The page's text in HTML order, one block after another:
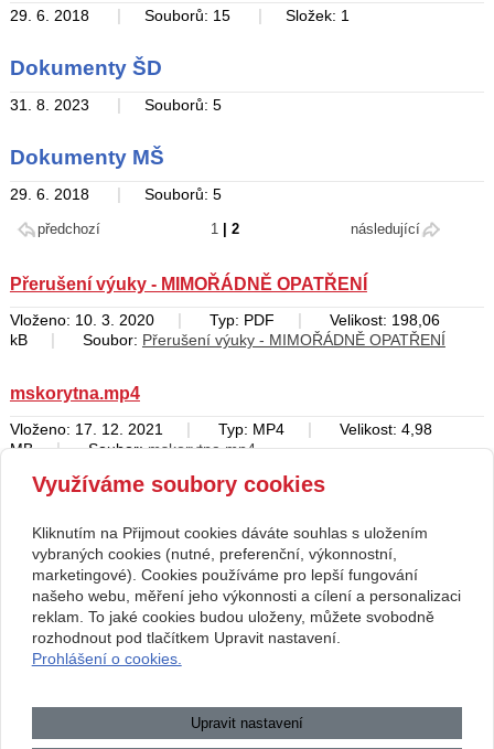
29. 6. 2018 | Souborů: 15 | Složek: 1
Dokumenty ŠD
31. 8. 2023 | Souborů: 5
Dokumenty MŠ
29. 6. 2018 | Souborů: 5
předchozí 1 2 následující
Přerušení výuky - MIMOŘÁDNĚ OPATŘENÍ
Vloženo: 10. 3. 2020 | Typ: PDF |
Velikost: 198,06
kB
| Soubor: Přerušení výuky - MIMOŘÁDNĚ OPATŘENÍ
mskorytna.mp4
Vloženo: 17. 12. 2021 | Typ: MP4 |
Velikost: 4,98
MB
| Soubor:mskorytna.mp4
předchozí 1|2
Copyright © 2026 Základní škola, Korytná, okres Uherské Hradiště, příspěvková
a
Mapa webu|Zobrazit klasickou verzi
Přístupnost webových stránek|GDPR|
informace
Využíváme soubory cookies
Kliknutím na Přijmout cookies dáváte souhlas s uložením
vybraných cookies (nutné, preferenční, výkonnostní,
marketingové). Cookies používáme pro lepší fungování
našeho webu, měření jeho výkonnosti a cílení a personalizaci
reklam. To jaké cookies budou uloženy, můžete svobodně
rozhodnout pod tlačítkem Upravit nastavení.
Prohlášení o cookies.
Upravit nastavení